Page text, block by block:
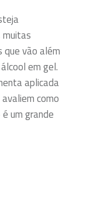
vão além
em gel.
aplicada
como
um grande